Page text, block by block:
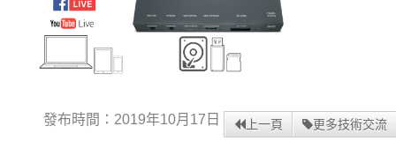
發布時間：2019年10月17日 上一頁 更多技術交流